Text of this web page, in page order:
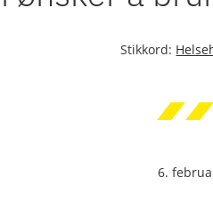
Stikkord:
6.